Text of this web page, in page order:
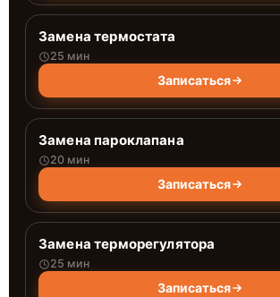
Замена термостата
25 мин
Записаться
Замена пароклапана
20 мин
Записаться
Замена терморегулятора
25 мин
Записаться